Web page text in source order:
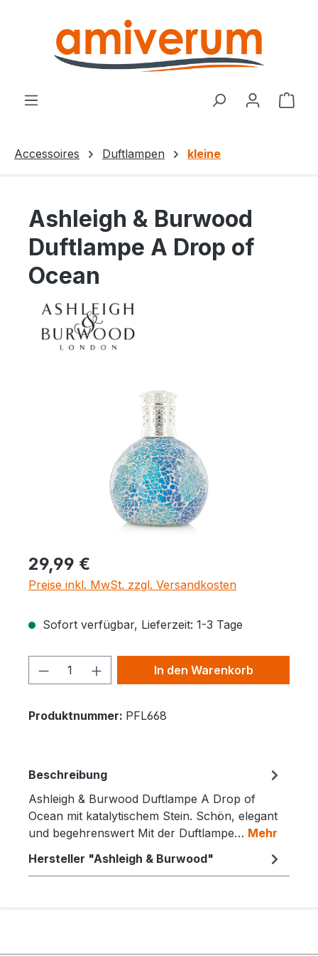
Zum Hauptinhalt springen
Accessoires Duftlampen kleine
Ashleigh & Burwood
Duftlampe A Drop of
Ocean
Bildergalerie überspringen
Regulärer Preis:
29,99 €
Preise inkl. MwSt. zzgl. Versandkosten
Sofort verfügbar, Lieferzeit: 1-3 Tage
Produkt Anzahl: Gib den
In den Warenkorb
Produktnummer: PFL668
Beschreibung
Ashleigh & Burwood Duftlampe A Drop of
Ocean mit katalytischem Stein. Schön, elegant
und begehrenswert Mit der Duftlampe… Mehr
Hersteller "Ashleigh & Burwood"